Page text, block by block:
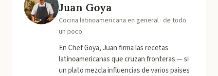
Juan Goya
Cocina latinoamericana en general · de todo
un poco
En Chef Goya, Juan firma las recetas
latinoamericanas que cruzan fronteras — si
un plato mezcla influencias de varios países